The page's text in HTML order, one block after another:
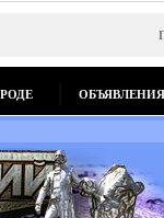
ОБЪЯВЛЕНИЯ